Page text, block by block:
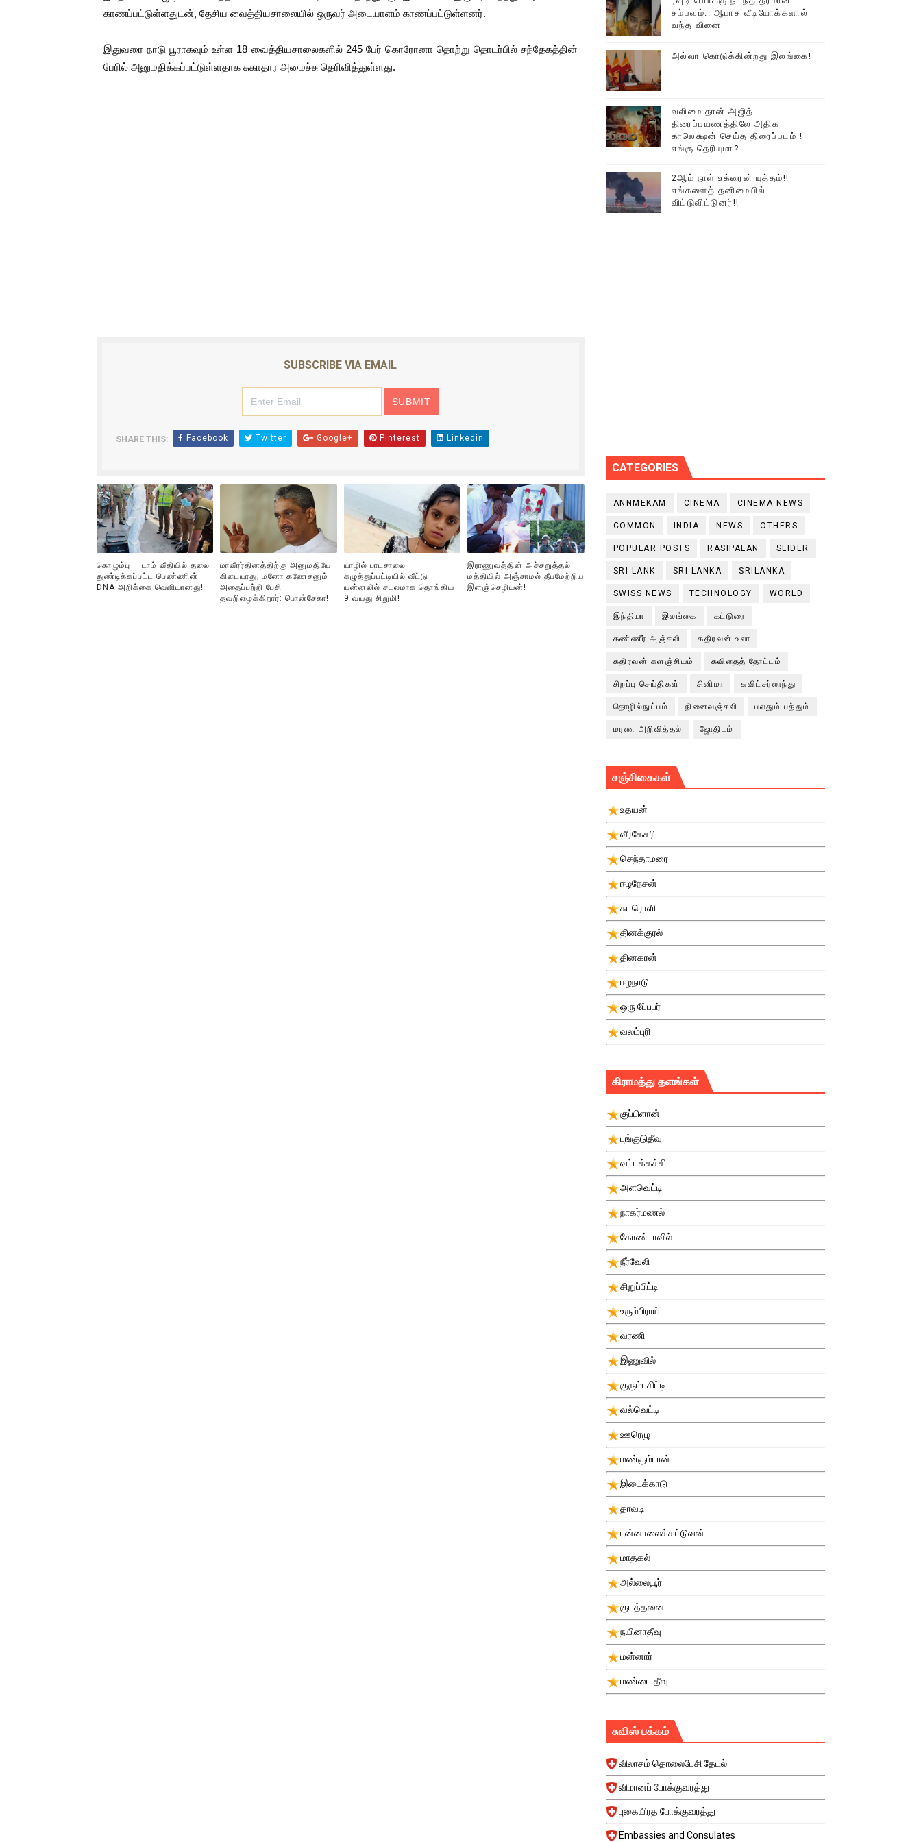
ஐ.நா முன்றலில் சீரற்ற காலநிலையிலும் தமிழின அழிப்பிற்கு நீதி கேட்டு நடைபெற்ற கவனயீர்ப்புப் போராட்டத்தில் திரண்ட தமிழ்மக்கள்!!
இளையராஜா – கமல் அவசர சந்திப்பு (படங்கள், விடியோ)
காணப்பட்டுள்ளதுடன், தேசிய வைத்தியசாலையில் ஒருவர் அடையாளம் காணப்பட்டுள்ளனர்.
இதுவரை நாடு பூராகவும் உள்ள 18 வைத்தியசாலைகளில் 245 பேர் கொரோனா தொற்று தொடர்பில் சந்தேகத்தின்
பேரில் அனுமதிக்கப்பட்டுள்ளதாக சுகாதார அமைச்சு தெரிவித்துள்ளது.
SUBSCRIBE VIA EMAIL
SHARE THIS: Facebook Twitter Google+ Pinterest Linkedin
கொழும்பு – டாம் வீதியில் தலை
துண்டிக்கப்பட்ட பெண்ணின்
DNA அறிக்கை வௌியானது!
மாவீரர்தினத்திற்கு அனுமதியே
கிடையாது; மனோ கணேசனும்
அதைப்பற்றி பேசி
தவறிழைக்கிறார்: பொன்சேகா!
யாழில் பாடசாலை
கழுத்துப்பட்டியில் வீட்டு
யன்னலில் சடலமாக தொங்கிய
9 வயது சிறுமி!
இராணுவத்தின் அச்சறுத்தல்
மத்தியில் அஞ்சாமல் தீபமேற்றிய
இளஞ்செழியன்!
சம்பவம்.. ஆபாச வீடியோக்களால்
வந்த வினை
அல்வா கொடுக்கின்றது இலங்கை!
வலிமை தான் அஜித்
திரைப்பயணத்திலே அதிக
காலெக்ஷன் செய்த திரைப்படம் !
எங்கு தெரியுமா?
2ஆம் நாள் உக்ரைன் யுத்தம்!!
எங்களைத் தனிமையில்
விட்டுவிட்டுனர்!!
CATEGORIES
ANNMEKAM CINEMA CINEMA NEWS
COMMON INDIA NEWS OTHERS
POPULAR POSTS RASIPALAN SLIDER
SRI LANK SRI LANKA SRILANKA
SWISS NEWS TECHNOLOGY WORLD
இந்தியா இலங்கை கட்டுரை
கண்ணீர் அஞ்சலி கதிரவன் உலா
கதிரவன் களஞ்சியம் கவிதைத் தோட்டம்
சிறப்பு செய்திகள் சினிமா சுவிட்சர்லாந்து
தொழில்நுட்பம் நினைவஞ்சலி பலதும் பத்தும்
மரண அறிவித்தல் ஜோதிடம்
சஞ்சிகைகள்
உதயன்
வீரகேசரி
செந்தாமரை
ஈழநேசன்
சுடரொளி
தினக்குரல்
தினகரன்
ஈழநாடு
ஒரு பே்பபர்
வலம்புரி
கிராமத்து தளங்கள்
குப்பிளான்
புங்குடுதீவு
வட்டக்கச்சி
அளவெட்டி
நாகர்மணல்
கோண்டாவில்
நீர்வேலி
சிறுப்பிட்டி
உரும்பிராய்
வரணி
இணுவில்
குரும்பசிட்டி
வல்வெட்டி
ஊரெழு
மண்கும்பான்
இடைக்காடு
தாவடி
புன்னாலைக்கட்டுவன்
மாதகல்
அல்லையூர்
குடத்தனை
நயினாதீவு
மன்னார்
மண்டை தீவு
சுவிஸ் பக்கம்
விலாசம் தொலைபேசி தேடல்
விமானப் போக்குவரத்து
புகையிரத போக்குவரத்து
Embassies and Consulates